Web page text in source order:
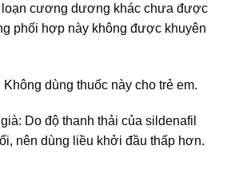
loạn cương dương khác chưa được
phối hợp này không được khuyên
dùng thuốc này cho trẻ em.
Do độ thanh thải của sildenafil
nên dùng liều khởi đầu thấp hơn.